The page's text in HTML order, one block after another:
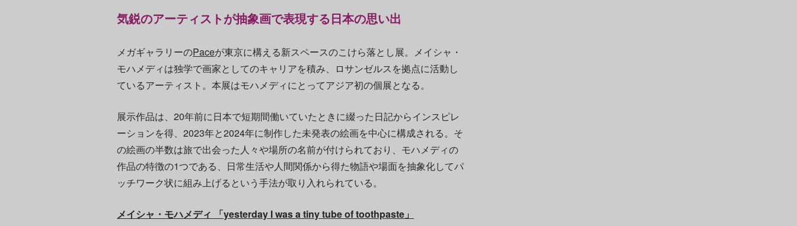
気鋭のアーティストが抽象画で表現する日本の思い出
メガギャラリーのPaceが東京に構える新スペースのこけら落とし展。メイシャ・
モハメディは独学で画家としてのキャリアを積み、ロサンゼルスを拠点に活動し
ているアーティスト。本展はモハメディにとってアジア初の個展となる。
展示作品は、20年前に日本で短期間働いていたときに綴った日記からインスピレ
ーションを得、2023年と2024年に制作した未発表の絵画を中心に構成される。そ
の絵画の半数は旅で出会った人々や場所の名前が付けられており、モハメディの
作品の特徴の1つである、日常生活や人間関係から得た物語や場面を抽象化してパ
ッチワーク状に組み上げるという手法が取り入れられている。
メイシャ・モハメディ 「yesterday I was a tiny tube of toothpaste」